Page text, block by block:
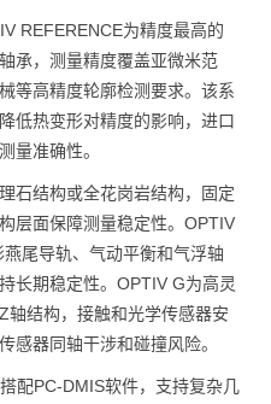
REFERENCE为精度最高的
承，测量精度覆盖亚微米范
等高精度轮廓检测要求。该系
低热变形对精度的影响，进口
量准确性。
石结构或全花岗岩结构，固定
层面保障测量稳定性。OPTIV
尾导轨、气动平衡和气浮轴
长期稳定性。OPTIV G为高灵
轴结构，接触和光学传感器安
感器同轴干涉和碰撞风险。
配PC-DMIS软件，支持复杂几